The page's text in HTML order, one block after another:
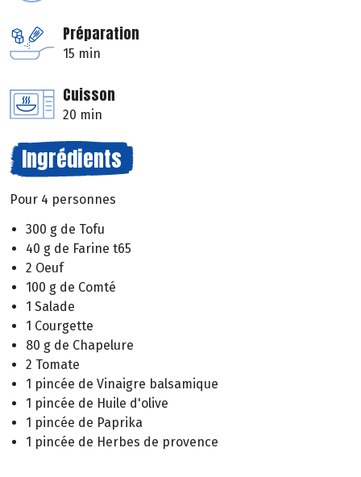
Préparation
15 min
Cuisson
20 min
Ingrédients
Pour 4 personnes
300 g de Tofu
40 g de Farine t65
2 Oeuf
100 g de Comté
1 Salade
1 Courgette
80 g de Chapelure
2 Tomate
1 pincée de Vinaigre balsamique
1 pincée de Huile d'olive
1 pincée de Paprika
1 pincée de Herbes de provence